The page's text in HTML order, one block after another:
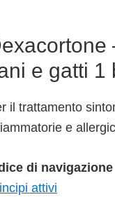
e gatti 1
il trattamento
e
di navigazione
attivi